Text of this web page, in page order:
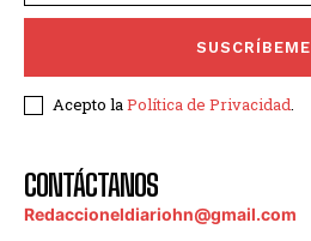
SUSCRÍBEME
Acepto laPolítica de Privacidad.
CONTÁCTANOS
Redaccioneldiariohn@gmail.com